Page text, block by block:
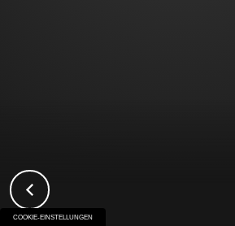
COOKIE-EINSTELLUNGEN